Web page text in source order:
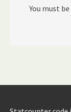
You must be